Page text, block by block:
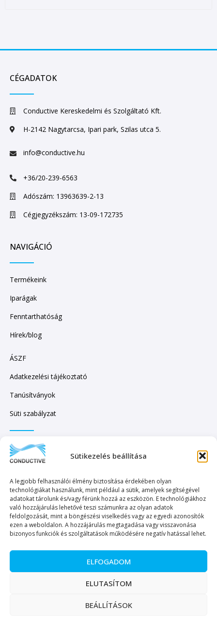
Sütikezelés beállítása
A legjobb felhasználói élmény biztosítása érdekében olyan
technológiákat használunk, mint például a sütik, amelyek segítségével
adatokat tárolunk és/vagy férünk hozzá az eszközön. E technológiákhoz
való hozzájárulás lehetővé teszi számunkra az olyan adatok
feldolgozását, mint a böngészési viselkedés vagy az egyedi azonosítók
ezen a weboldalon. A hozzájárulás megtagadása vagy visszavonása
bizonyos funkciók és szolgáltatások működésére negatív hatással lehet.
ELFOGADOM
ELUTASÍTOM
BEÁLLÍTÁSOK
CÉGADATOK
Conductive Kereskedelmi és Szolgáltató Kft.
H-2142 Nagytarcsa, Ipari park, Szilas utca 5.
info@conductive.hu
+36/20-239-6563
Adószám: 13963639-2-13
Cégjegyzékszám: 13-09-172735
NAVIGÁCIÓ
Termékeink
Iparágak
Fenntarthatóság
Hírek/blog
ÁSZF
Adatkezelési tájékoztató
Tanúsítványok
Süti szabályzat
IRATKOZZON FEL HÍRLEVELÜNKRE!
KÜLDÉS
Copyright © 2023. Minden jog fenntartva. – Conductive Kereskedelmi és